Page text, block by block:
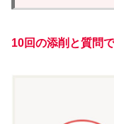
10回の添削と質問